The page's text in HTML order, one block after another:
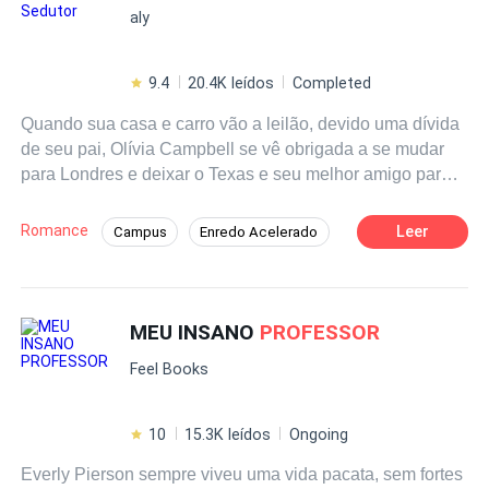
aly
9.4 20.4K leídos Completed
Quando sua casa e carro vão a leilão, devido uma dívida
de seu pai, Olívia Campbell se vê obrigada a se mudar
para Londres e deixar o Texas e seu melhor amigo para
Connor Wood. Umprofessorde Artes, tatuado, sarado e
misterioso, que deveria estar em qualquer lugar, menos
misterioso que seu professortem?
Romance Campus Enredo Acelerado
Aventura Perdão
Leer
MEU INSANO PROFESSOR
Feel Books
10 15.3K leídos Ongoing
Everly Pierson sempre viveu uma vida pacata, sem fortes